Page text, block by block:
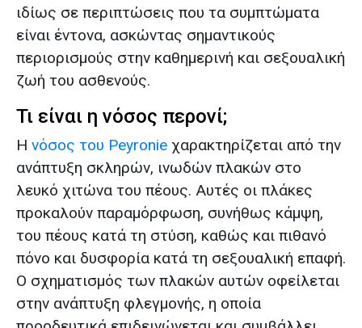
ιδίως σε περιπτώσεις που τα συμπτώματα
είναι έντονα, ασκώντας σημαντικούς
περιορισμούς στην καθημερινή και σεξουαλική
ζωή του ασθενούς.
Τι είναι η νόσος περονί;
Η νόσος του Peyronie χαρακτηρίζεται από την
ανάπτυξη σκληρών, ινωδών πλακών στο
λευκό χιτώνα του πέους. Αυτές οι πλάκες
προκαλούν παραμόρφωση, συνήθως κάμψη,
του πέους κατά τη στύση, καθώς και πιθανό
πόνο και δυσφορία κατά τη σεξουαλική επαφή.
Ο σχηματισμός των πλακών αυτών οφείλεται
στην ανάπτυξη φλεγμονής, η οποία